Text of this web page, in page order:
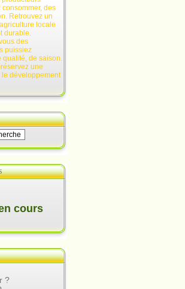
des
puissiez
qualité, de saison.
une
développement
cours
?